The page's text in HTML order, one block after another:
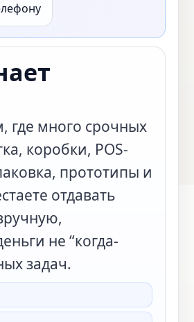
где много срочных
коробки, POS-
прототипы и
отдавать
не “когда-
задач.